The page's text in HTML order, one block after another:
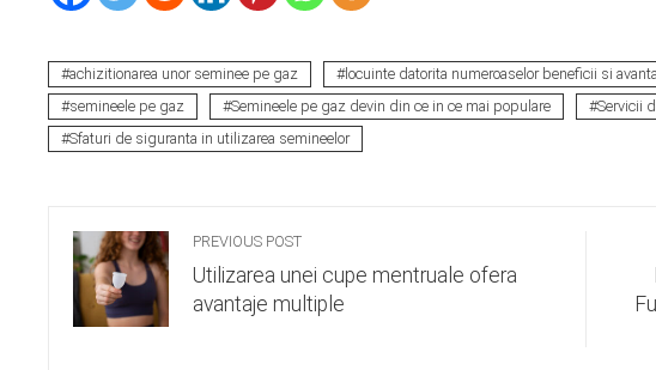
achizitionarea unor seminee pe gaz locuinte datorita numeroaselor beneficii si
semineele pe gaz
Semineele pe gaz devin din ce in ce mai populare
Servicii
Sfaturi de siguranta in utilizarea semineelor
PREVIOUS POST
Utilizarea unei cupe mentruale ofera
avantaje multiple